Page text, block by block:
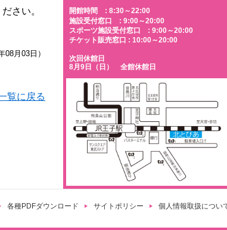
さい。
08月03日）
覧に戻る
開館時間 : 8:30～22:00
施設受付窓口 : 9:00～20:00
スポーツ施設受付窓口 : 9:00～20:00
チケット販売窓口 : 10:00～20:00
次回休館日
8月9日（日） 全館休館日
各種PDFダウンロード サイトポリシー 個人情報取扱につい